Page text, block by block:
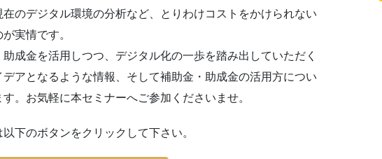
のデジタル環境の分析など、とりわけコストをかけられない
実情です。
成金を活用しつつ、デジタル化の一歩を踏み出していただく
アとなるような情報、そして補助金・助成金の活用方につい
。お気軽に本セミナーへご参加くださいませ。
下のボタンをクリックして下さい。